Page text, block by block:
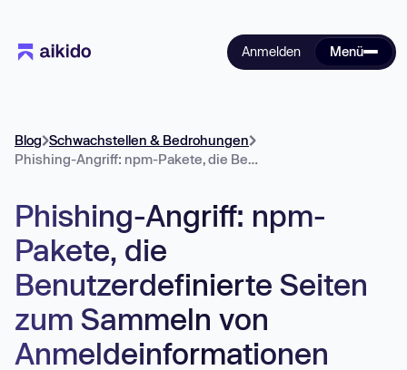
Anmelden Menü
Blog Schwachstellen & Bedrohungen
Phishing-Angriff: npm-Pakete, die Benutzerdefinierte Seiten zum Sammeln von Anmeldeinformationen bereitstellen
Phishing-Angriff: npm-
Pakete, die
Benutzerdefinierte Seiten
zum Sammeln von
Anmeldeinformationen